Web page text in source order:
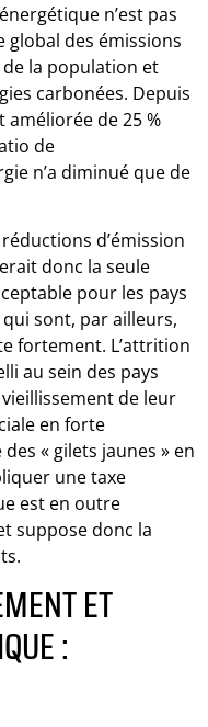
n’est pas
des émissions
de la population et
carbonées. Depuis
améliorée de 25 %
de
n’a diminué que de
d’émission
donc la seule
pour les pays
sont, par ailleurs,
fortement. L’attrition
au sein des pays
de leur
en forte
« gilets jaunes » en
une taxe
est en outre
suppose donc la
ET
: